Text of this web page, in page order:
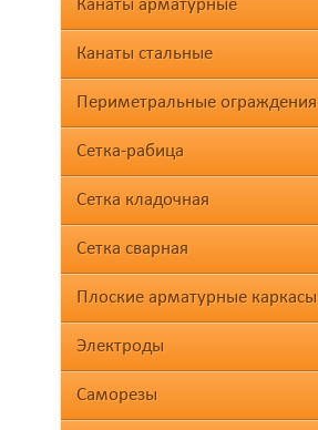
Канаты арматурные
Канаты стальные
Периметральные ограждения
Сетка-рабица
Сетка кладочная
Сетка сварная
Плоские арматурные каркасы
Электроды
Саморезы